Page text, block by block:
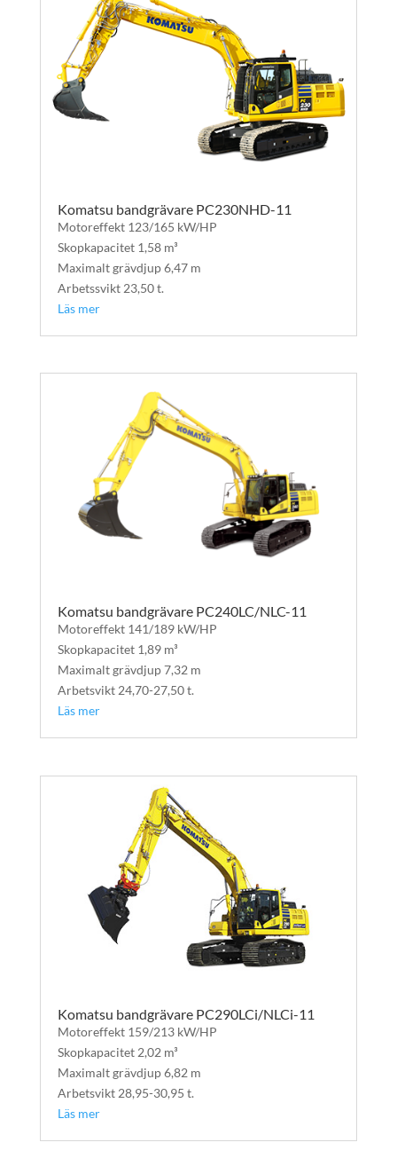
Komatsu bandgrävare PC230NHD-11
Motoreffekt 123/165 kW/HP
Skopkapacitet 1,58 m³
Maximalt grävdjup 6,47 m
Arbetssvikt 23,50 t.
Läs mer
Komatsu bandgrävare PC240LC/NLC-11
Motoreffekt 141/189 kW/HP
Skopkapacitet 1,89 m³
Maximalt grävdjup 7,32 m
Arbetsvikt 24,70-27,50 t.
Läs mer
Komatsu bandgrävare PC290LCi/NLCi-11
Motoreffekt 159/213 kW/HP
Skopkapacitet 2,02 m³
Maximalt grävdjup 6,82 m
Arbetsvikt 28,95-30,95 t.
Läs mer